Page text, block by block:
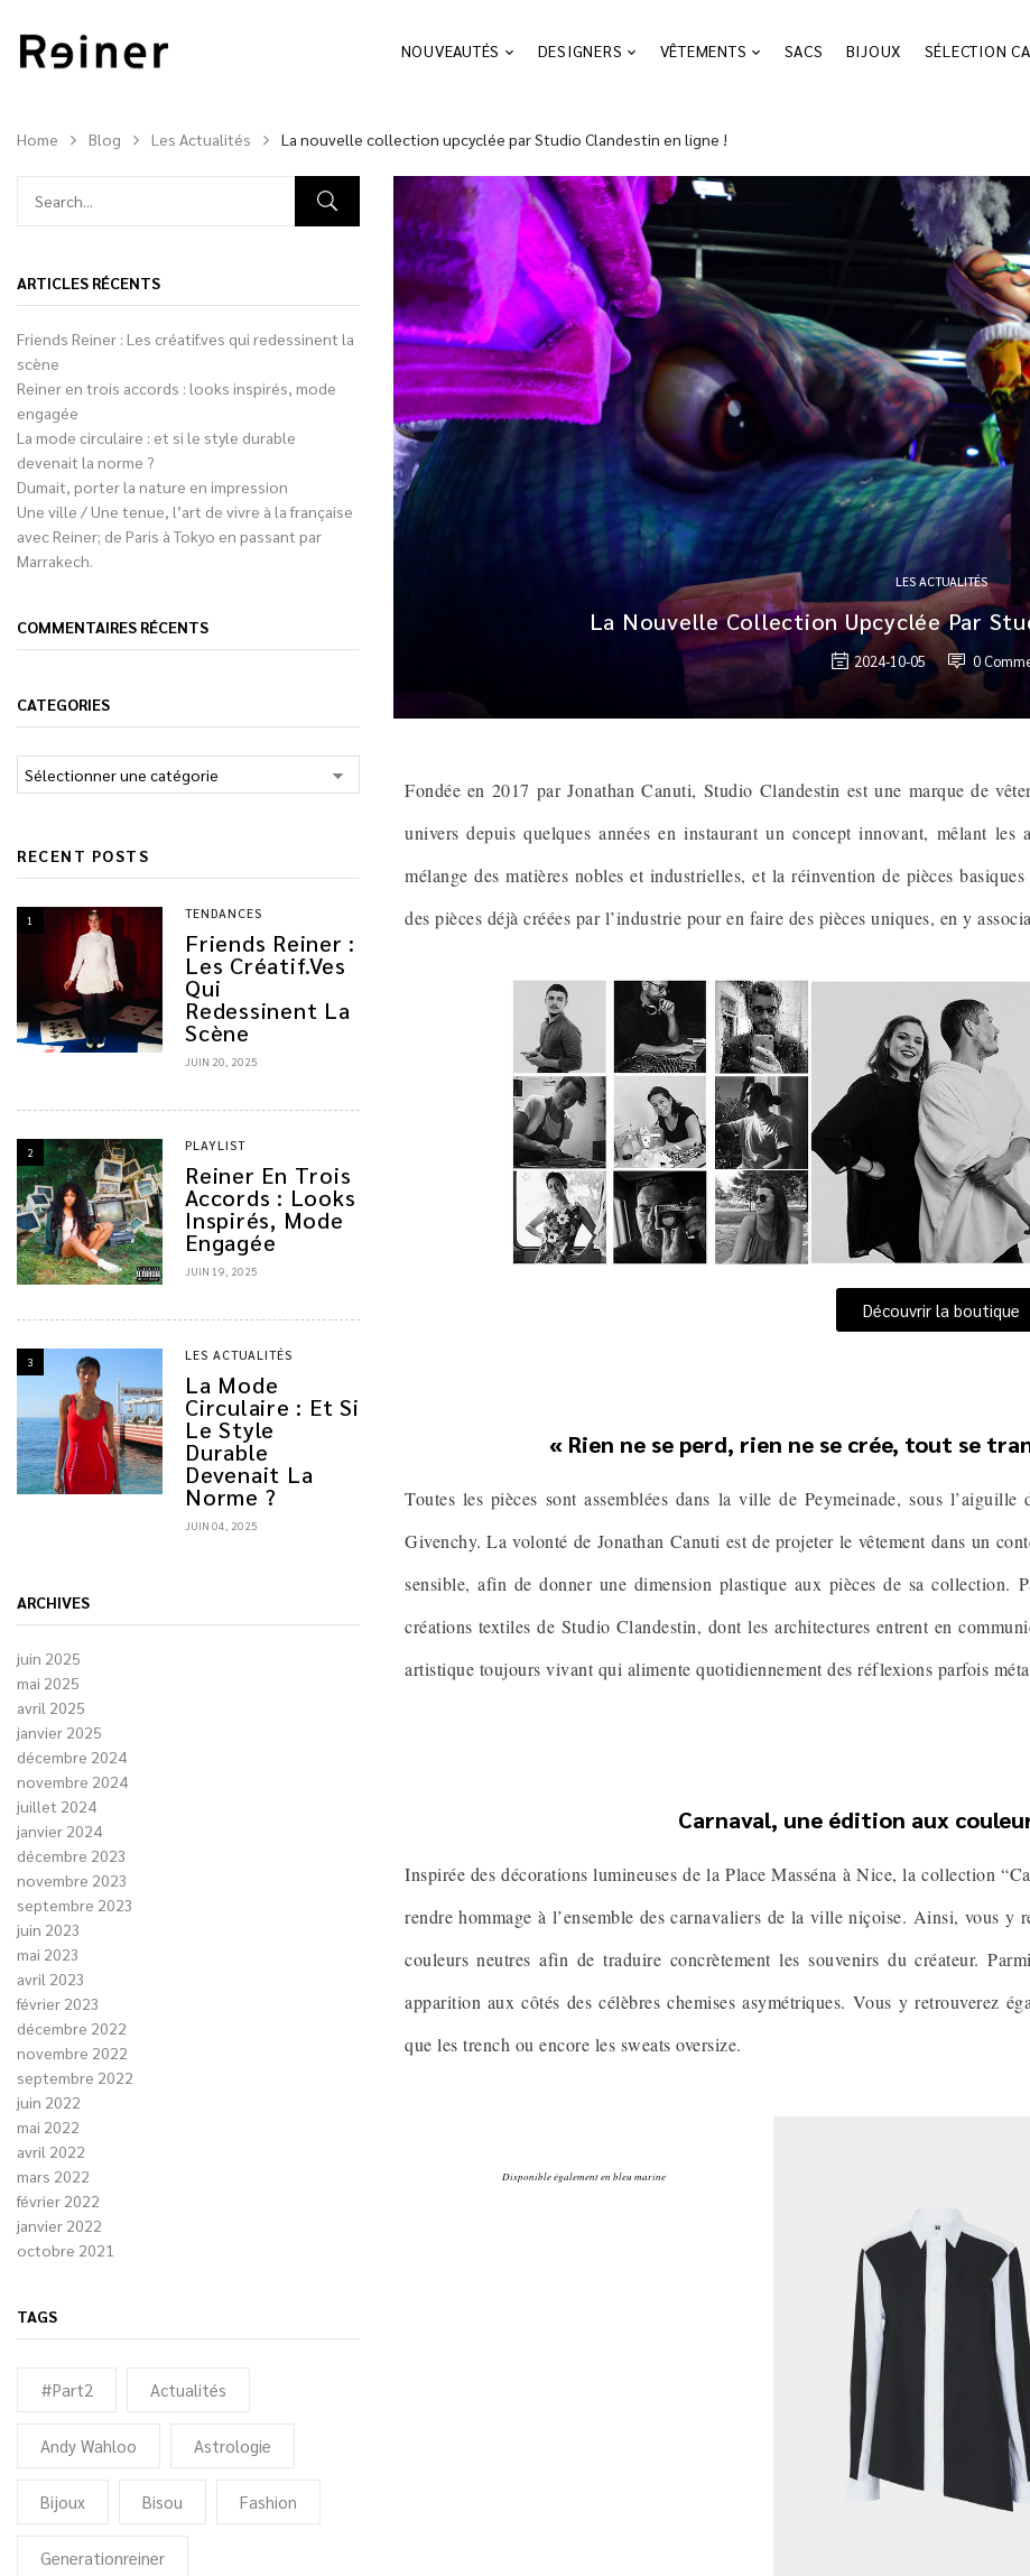
NOUVEAUTÉS DESIGNERS VÊTEMENTS SACS BIJOUX SÉLECTION
Home Blog Les Actualités La nouvelle collection upcyclée par Studio Clandestin en ligne !
ARTICLES RÉCENTS
Friends Reiner : Les créatif.ves qui redessinent la
scène
Reiner en trois accords : looks inspirés, mode
engagée
La mode circulaire : et si le style durable
devenait la norme ?
Dumait, porter la nature en impression
Une ville / Une tenue, l’art de vivre à la française
avec Reiner; de Paris à Tokyo en passant par
Marrakech.
COMMENTAIRES RÉCENTS
CATEGORIES
RECENT POSTS
1 TENDANCES
Friends Reiner :
Les Créatif.ves
Qui
Redessinent La
Scène
JUIN 20, 2025
2 PLAYLIST
Reiner En Trois
Accords : Looks
Inspirés, Mode
Engagée
JUIN 19, 2025
3 LES ACTUALITÉS
La Mode
Circulaire : Et Si
Le Style
Durable
Devenait La
Norme ?
JUIN 04, 2025
ARCHIVES
juin 2025
mai 2025
avril 2025
janvier 2025
décembre 2024
novembre 2024
juillet 2024
janvier 2024
décembre 2023
novembre 2023
septembre 2023
juin 2023
mai 2023
avril 2023
février 2023
décembre 2022
novembre 2022
septembre 2022
juin 2022
mai 2022
avril 2022
mars 2022
février 2022
janvier 2022
octobre 2021
TAGS
#Part2 Actualités
Andy Wahloo Astrologie
Bijoux Bisou Fashion
Generationreiner
LES ACTUALITÉS
La Nouvelle Collection Upcyclée Par
2024-10-05 0
Fondée en 2017 par Jonathan Canuti, Studio Clandestin est une marque de
univers depuis quelques années en instaurant un concept innovant, mêlant
mélange des matières nobles et industrielles, et la réinvention de pièces
des pièces déjà créées par l’industrie pour en faire des pièces uniques, en y
Découvrir la boutique
« Rien ne se perd, rien ne se crée, tout se
Toutes les pièces sont assemblées dans la ville de Peymeinade, sous
Givenchy. La volonté de Jonathan Canuti est de projeter le vêtement dans un
sensible, afin de donner une dimension plastique aux pièces de sa
créations textiles de Studio Clandestin, dont les architectures entrent en
artistique toujours vivant qui alimente quotidiennement des réflexions parfois
Carnaval, une édition aux
Inspirée des décorations lumineuses de la Place Masséna à Nice, la collection
rendre hommage à l’ensemble des carnavaliers de la ville niçoise. Ainsi, vous y
couleurs neutres afin de traduire concrètement les souvenirs du créateur.
apparition aux côtés des célèbres chemises asymétriques. Vous y retrouverez
que les trench ou encore les sweats oversize.
Disponible également en bleu marine